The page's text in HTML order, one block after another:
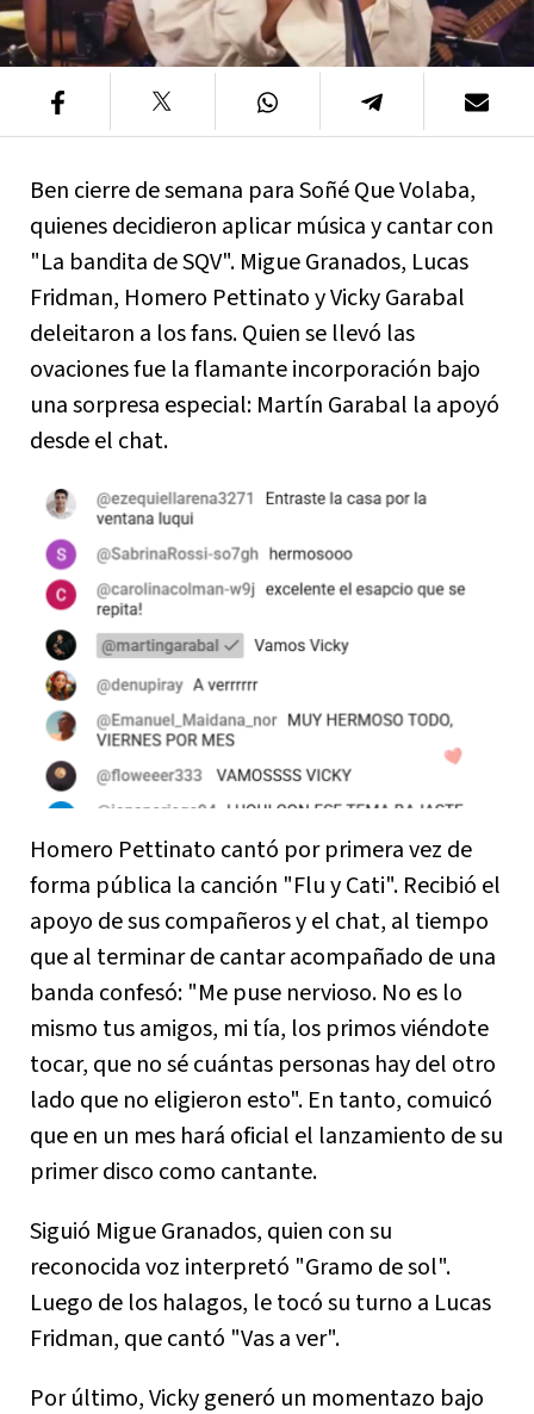
Ben cierre de semana para Soñé Que Volaba,
quienes decidieron aplicar música y cantar con
"La bandita de SQV". Migue Granados, Lucas
Fridman, Homero Pettinato y Vicky Garabal
deleitaron a los fans. Quien se llevó las
ovaciones fue la flamante incorporación bajo
una sorpresa especial: Martín Garabal la apoyó
desde el chat.
Homero Pettinato cantó por primera vez de
forma pública la canción "Flu y Cati". Recibió el
apoyo de sus compañeros y el chat, al tiempo
que al terminar de cantar acompañado de una
banda confesó: "Me puse nervioso. No es lo
mismo tus amigos, mi tía, los primos viéndote
tocar, que no sé cuántas personas hay del otro
lado que no eligieron esto". En tanto, comuicó
que en un mes hará oficial el lanzamiento de su
primer disco como cantante.
Siguió Migue Granados, quien con su
reconocida voz interpretó "Gramo de sol".
Luego de los halagos, le tocó su turno a Lucas
Fridman, que cantó "Vas a ver".
Por último, Vicky generó un momentazo bajo